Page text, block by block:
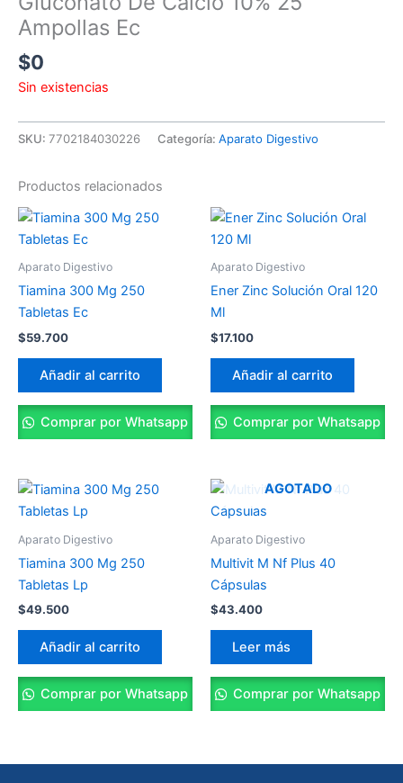
Ampollas Ec
$0
Sin existencias
SKU: 7702184030226 Categoría: Aparato Digestivo
Productos relacionados
Aparato Digestivo
Tiamina 300 Mg 250
Tabletas Ec
$59.700
Añadir al carrito
Comprar por Whatsapp
Aparato Digestivo
Ener Zinc Solución Oral 120
Ml
$17.100
Añadir al carrito
Comprar por Whatsapp
Aparato Digestivo
Tiamina 300 Mg 250
Tabletas Lp
$49.500
Añadir al carrito
Comprar por Whatsapp
AGOTADO
Aparato Digestivo
Multivit M Nf Plus 40
Cápsulas
$43.400
Leer más
Comprar por Whatsapp